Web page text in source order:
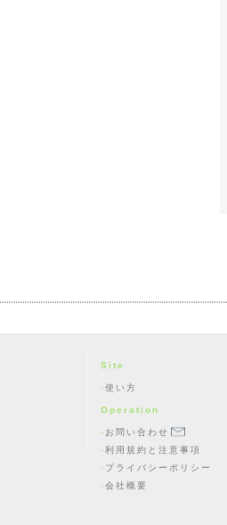
Site
使い方
Operation
お問い合わせ
利用規約と注意事項
プライバシーポリシー
会社概要